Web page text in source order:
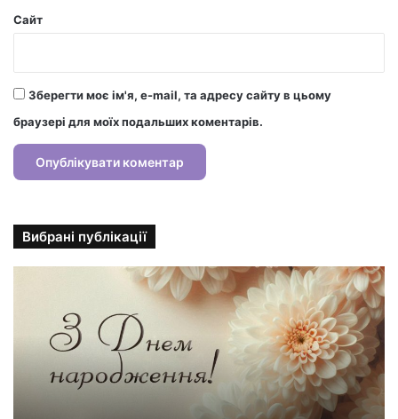
Сайт
Зберегти моє ім'я, e-mail, та адресу сайту в цьому
браузері для моїх подальших коментарів.
Вибрані публікації